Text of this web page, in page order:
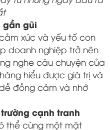
gần gũi
xúc và yếu tố con
doanh nghiệp trở nên
nghe câu chuyện của
hiểu được giá trị và
đồng cảm và nhớ
cạnh tranh
thể cùng một mặt